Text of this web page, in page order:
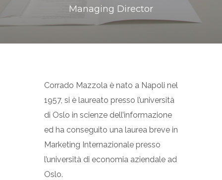
Managing Director
Corrado Mazzola è nato a Napoli nel
1957, si è laureato presso l’università
di Oslo in scienze dell’informazione
ed ha conseguito una laurea breve in
Marketing Internazionale presso
l’università di economia aziendale ad
Oslo.